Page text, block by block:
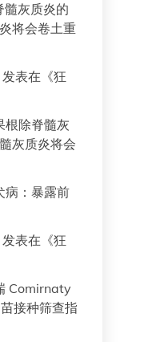
髓灰质炎的
将会卷土重
发表在《狂
根除脊髓灰
灰质炎将会
病：暴露前
发表在《狂
Comirnaty
接种筛查指